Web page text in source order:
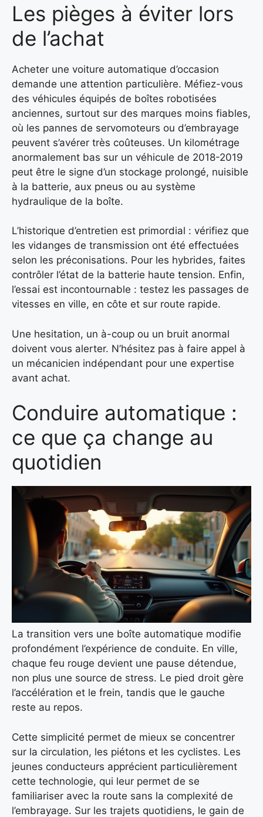
Les pièges à éviter lors
de l’achat
Acheter une voiture automatique d’occasion
demande une attention particulière. Méfiez-vous
des véhicules équipés de boîtes robotisées
anciennes, surtout sur des marques moins fiables,
où les pannes de servomoteurs ou d’embrayage
peuvent s’avérer très coûteuses. Un kilométrage
anormalement bas sur un véhicule de 2018-2019
peut être le signe d’un stockage prolongé, nuisible
à la batterie, aux pneus ou au système
hydraulique de la boîte.
L’historique d’entretien est primordial : vérifiez que
les vidanges de transmission ont été effectuées
selon les préconisations. Pour les hybrides, faites
contrôler l’état de la batterie haute tension. Enfin,
l’essai est incontournable : testez les passages de
vitesses en ville, en côte et sur route rapide.
Une hesitation, un à-coup ou un bruit anormal
doivent vous alerter. N’hésitez pas à faire appel à
un mécanicien indépendant pour une expertise
avant achat.
Conduire automatique :
ce que ça change au
quotidien
La transition vers une boîte automatique modifie
profondément l’expérience de conduite. En ville,
chaque feu rouge devient une pause détendue,
non plus une source de stress. Le pied droit gère
l’accélération et le frein, tandis que le gauche
reste au repos.
Cette simplicité permet de mieux se concentrer
sur la circulation, les piétons et les cyclistes. Les
jeunes conducteurs apprécient particulièrement
cette technologie, qui leur permet de se
familiariser avec la route sans la complexité de
l’embrayage. Sur les trajets quotidiens, le gain de